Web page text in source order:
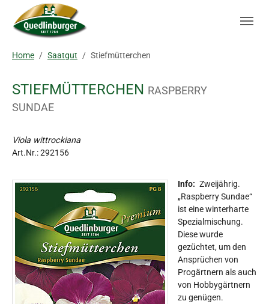
Skip to main navigation
Zum Hauptinhalt springen
Skip to page footer
Home Saatgut Stiefmütterchen
STIEFMÜTTERCHEN RASPBERRY
SUNDAE
Viola wittrockiana
Art.Nr.:292156
Info: Zweijährig.
„Raspberry Sundae“
ist eine winterharte
Spezialmischung.
Diese wurde
gezüchtet, um den
Ansprüchen von
Progärtnern als auch
von Hobbygärtnern
zu genügen.